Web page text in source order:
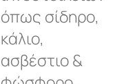
όπως σίδηρο,
κάλιο,
ασβέστιο &